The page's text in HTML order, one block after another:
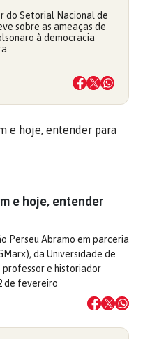
do Setorial Nacional de
sobre as ameaças de
à democracia
e hoje, entender
Perseu Abramo em parceria
da Universidade de
professor e historiador
de fevereiro